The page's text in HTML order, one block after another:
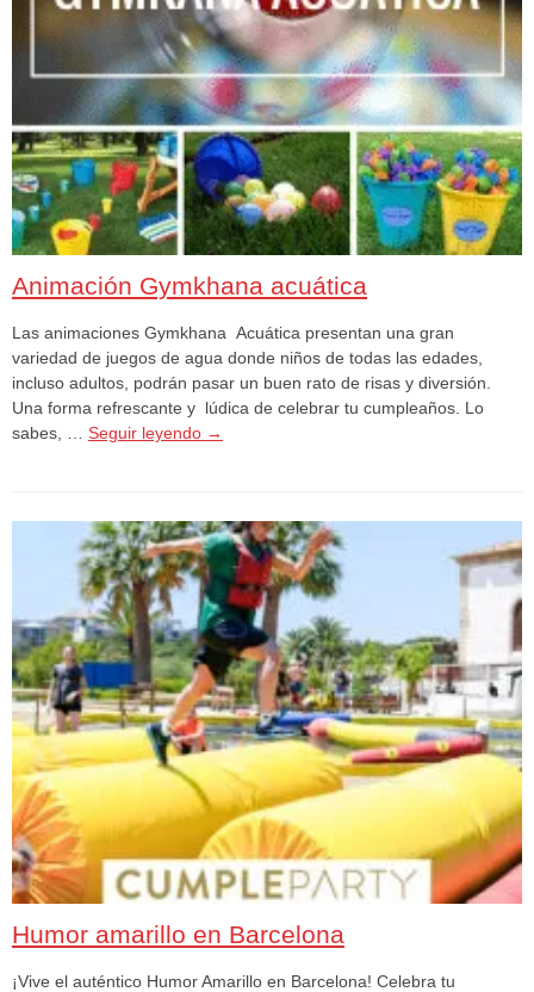
Animación Gymkhana acuática
Las animaciones Gymkhana Acuática presentan una gran
variedad de juegos de agua donde niños de todas las edades,
incluso adultos, podrán pasar un buen rato de risas y diversión.
Una forma refrescante y lúdica de celebrar tu cumpleaños. Lo
sabes, … Seguir leyendo →
Humor amarillo en Barcelona
¡Vive el auténtico Humor Amarillo en Barcelona! Celebra tu